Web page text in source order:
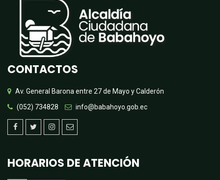
CONTACTOS
Av. General Barona entre 27 de Mayo y Calderón
(052) 734828
info@babahoyo.gob.ec
HORARIOS DE ATENCIÓN